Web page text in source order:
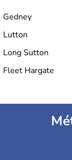
Gedney
Lutton
Long Sutton
Fleet Hargate